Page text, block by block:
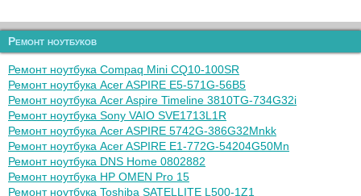
Ремонт ноутбуков
Ремонт ноутбука Compaq Mini CQ10-100SR
Ремонт ноутбука Acer ASPIRE E5-571G-56B5
Ремонт ноутбука Acer Aspire Timeline 3810TG-734G32i
Ремонт ноутбука Sony VAIO SVE1713L1R
Ремонт ноутбука Acer ASPIRE 5742G-386G32Mnkk
Ремонт ноутбука Acer ASPIRE E1-772G-54204G50Mn
Ремонт ноутбука DNS Home 0802882
Ремонт ноутбука HP OMEN Pro 15
Ремонт ноутбука Toshiba SATELLITE L500-1Z1